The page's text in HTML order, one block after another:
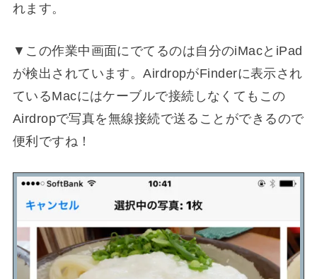
れます。
▼この作業中画面にでてるのは自分のiMacとiPad
が検出されています。AirdropがFinderに表示され
ているMacにはケーブルで接続しなくてもこの
Airdropで写真を無線接続で送ることができるので
便利ですね！